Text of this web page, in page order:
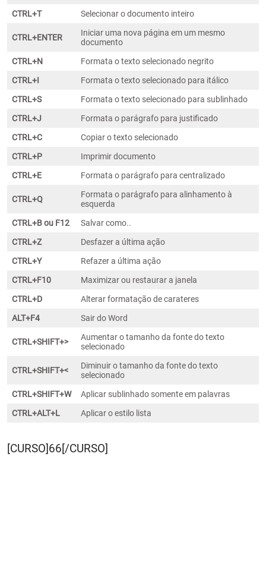
CTRL+T
Selecionar o documento inteiro
CTRL+ENTER
Iniciar uma nova página em um mesmo
documento
CTRL+N
Formata o texto selecionado negrito
CTRL+I
Formata o texto selecionado para itálico
CTRL+S
Formata o texto selecionado para sublinhado
CTRL+J
Formata o parágrafo para justificado
CTRL+C
Copiar o texto selecionado
CTRL+P
Imprimir documento
CTRL+E
Formata o parágrafo para centralizado
CTRL+Q
Formata o parágrafo para alinhamento à
esquerda
CTRL+B ou F12
Salvar como..
CTRL+Z
Desfazer a última ação
CTRL+Y
Refazer a última ação
CTRL+F10
Maximizar ou restaurar a janela
CTRL+D
Alterar formatação de carateres
ALT+F4
Sair do Word
CTRL+SHIFT+>
Aumentar o tamanho da fonte do texto
selecionado
CTRL+SHIFT+<
Diminuir o tamanho da fonte do texto
selecionado
CTRL+SHIFT+W
Aplicar sublinhado somente em palavras
CTRL+ALT+L
Aplicar o estilo lista
[CURSO]66[/CURSO]